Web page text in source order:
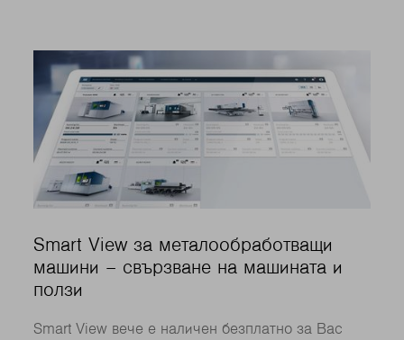
Smart View за металообработващи
машини – свързване на машината и
ползи
Smart View вече е наличен безплатно за Вас